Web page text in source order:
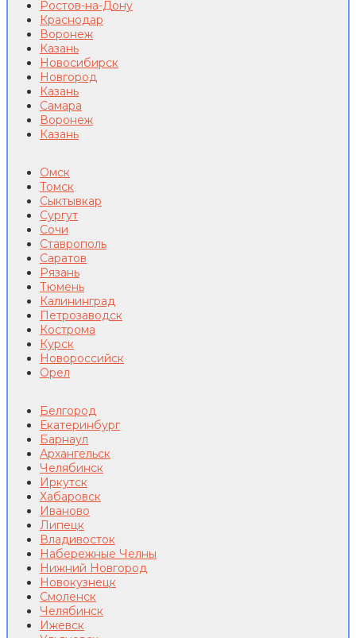
Ростов-на-Дону
Краснодар
Воронеж
Казань
Новосибирск
Новгород
Казань
Самара
Воронеж
Казань
Омск
Томск
Сыктывкар
Сургут
Сочи
Ставрополь
Саратов
Рязань
Тюмень
Калининград
Петрозаводск
Кострома
Курск
Новороссийск
Орел
Белгород
Екатеринбург
Барнаул
Архангельск
Челябинск
Иркутск
Хабаровск
Иваново
Липецк
Владивосток
Набережные Челны
Нижний Новгород
Новокузнецк
Смоленск
Челябинск
Ижевск